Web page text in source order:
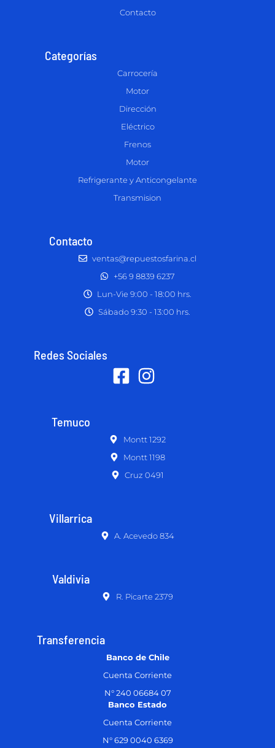
Contacto
Categorías
Carrocería
Motor
Dirección
Eléctrico
Frenos
Motor
Refrigerante y Anticongelante
Transmision
Contacto
ventas@repuestosfarina.cl
+56 9 8839 6237
Lun-Vie 9:00 - 18:00 hrs.
Sábado 9:30 - 13:00 hrs.
Redes Sociales
Temuco
Montt 1292
Montt 1198
Cruz 0491
Villarrica
A. Acevedo 834
Valdivia
R. Picarte 2379
Transferencia
Banco de Chile
Cuenta Corriente
N° 240 06684 07
Banco Estado
Cuenta Corriente
N° 629 0040 6369